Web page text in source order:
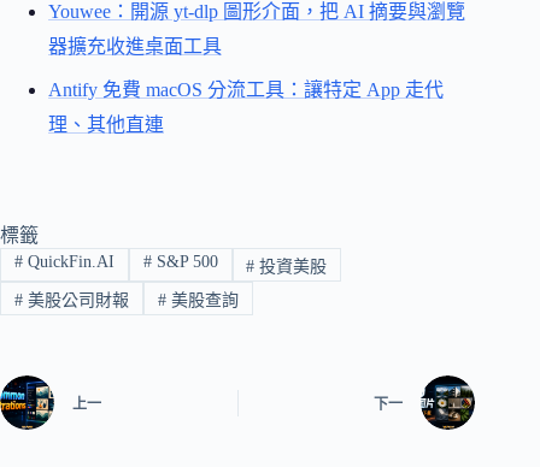
Youwee：開源 yt-dlp 圖形介面，把 AI 摘要與瀏覽
器擴充收進桌面工具
Antify 免費 macOS 分流工具：讓特定 App 走代
理、其他直連
標籤
#QuickFin.AI #S&P 500 # 投資美股
#美股公司財報 #美股查詢
上一 下一